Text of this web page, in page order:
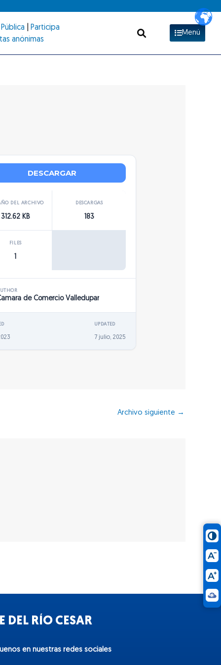
Participa
anónimas
Menú
DESCARGAR
DEL ARCHIVO
312.62 KB
DESCARGAS
183
FILES
1
de Comercio Valledupar
UPDATED
7 julio, 2025
Archivo siguiente →
DEL RÍO CESAR
en nuestras redes sociales